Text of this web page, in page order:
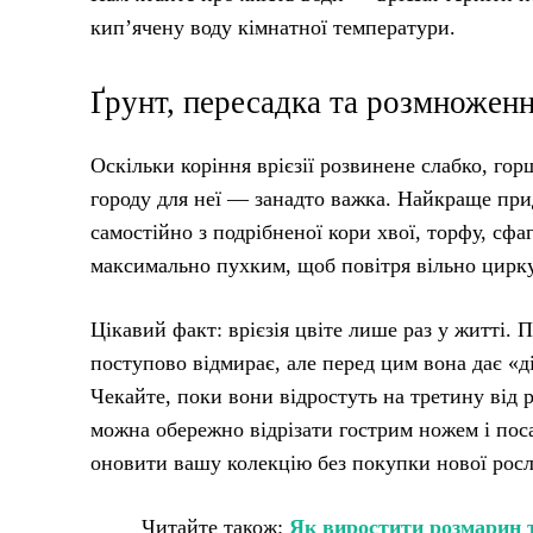
кип’ячену воду кімнатної температури.
Ґрунт, пересадка та
Оскільки коріння врієзії розвинене слабко,
городу для неї — занадто важка. Найкраще
самостійно з подрібненої кори хвої, торфу,
максимально пухким, щоб повітря вільно
Цікавий факт: врієзія цвіте лише раз у житті.
поступово відмирає, але перед цим вона дає
Чекайте, поки вони відростуть на третину від
можна обережно відрізати гострим ножем і
оновити вашу колекцію без покупки нової
Читайте також: Як виростити розмарин